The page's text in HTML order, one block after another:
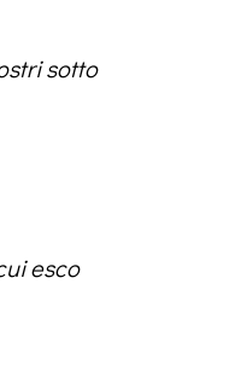
sotto
esco